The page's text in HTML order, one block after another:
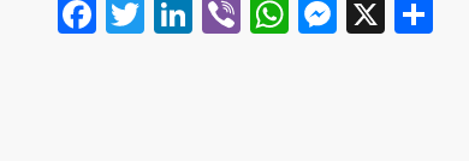
Facebook
Twitter
LinkedIn
ViberWhatsApp
X